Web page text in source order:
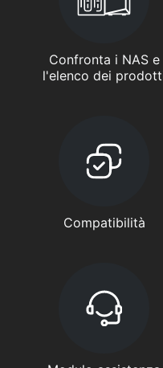
Confronta i NAS e
l'elenco dei
Compatibilità